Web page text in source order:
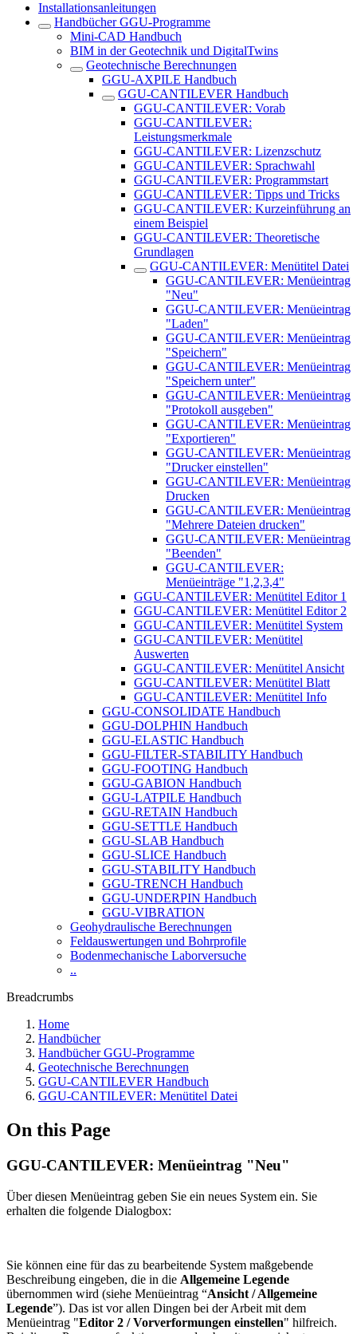
Installationsanleitungen
Handbücher GGU-Programme
Mini-CAD Handbuch
BIM in der Geotechnik und DigitalTwins
Geotechnische Berechnungen
GGU-AXPILE Handbuch
GGU-CANTILEVER Handbuch
GGU-CANTILEVER: Vorab
GGU-CANTILEVER:
Leistungsmerkmale
GGU-CANTILEVER: Lizenzschutz
GGU-CANTILEVER: Sprachwahl
GGU-CANTILEVER: Programmstart
GGU-CANTILEVER: Tipps und Tricks
GGU-CANTILEVER: Kurzeinführung an
einem Beispiel
GGU-CANTILEVER: Theoretische
Grundlagen
GGU-CANTILEVER: Menütitel Datei
GGU-CANTILEVER: Menüeintrag
"Neu"
GGU-CANTILEVER: Menüeintrag
"Laden"
GGU-CANTILEVER: Menüeintrag
"Speichern"
GGU-CANTILEVER: Menüeintrag
"Speichern unter"
GGU-CANTILEVER: Menüeintrag
"Protokoll ausgeben"
GGU-CANTILEVER: Menüeintrag
"Exportieren"
GGU-CANTILEVER: Menüeintrag
"Drucker einstellen"
GGU-CANTILEVER: Menüeintrag
Drucken
GGU-CANTILEVER: Menüeintrag
"Mehrere Dateien drucken"
GGU-CANTILEVER: Menüeintrag
"Beenden"
GGU-CANTILEVER:
Menüeinträge "1,2,3,4"
GGU-CANTILEVER: Menütitel Editor 1
GGU-CANTILEVER: Menütitel Editor 2
GGU-CANTILEVER: Menütitel System
GGU-CANTILEVER: Menütitel
Auswerten
GGU-CANTILEVER: Menütitel Ansicht
GGU-CANTILEVER: Menütitel Blatt
GGU-CANTILEVER: Menütitel Info
GGU-CONSOLIDATE Handbuch
GGU-DOLPHIN Handbuch
GGU-ELASTIC Handbuch
GGU-FILTER-STABILITY Handbuch
GGU-FOOTING Handbuch
GGU-GABION Handbuch
GGU-LATPILE Handbuch
GGU-RETAIN Handbuch
GGU-SETTLE Handbuch
GGU-SLAB Handbuch
GGU-SLICE Handbuch
GGU-STABILITY Handbuch
GGU-TRENCH Handbuch
GGU-UNDERPIN Handbuch
GGU-VIBRATION
Geohydraulische Berechnungen
Feldauswertungen und Bohrprofile
Bodenmechanische Laborversuche
..
Breadcrumbs
Home
Handbücher
Handbücher GGU-Programme
Geotechnische Berechnungen
GGU-CANTILEVER Handbuch
GGU-CANTILEVER: Menütitel Datei
On this Page
GGU-CANTILEVER: Menüeintrag "Neu"
Über diesen Menüeintrag geben Sie ein neues System ein. Sie
erhalten die folgende Dialogbox:
Sie können eine für das zu bearbeitende System maßgebende
Beschreibung eingeben, die in die Allgemeine Legende
übernommen wird (siehe Menüeintrag “Ansicht / Allgemeine
Legende”). Das ist vor allen Dingen bei der Arbeit mit dem
Menüeintrag "Editor 2 / Vorverformungen einstellen" hilfreich.